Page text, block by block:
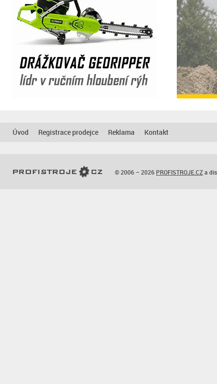
Úvod Registrace prodejce Reklama Kontakt
© 2006 – 2026 PROFISTROJE.CZa